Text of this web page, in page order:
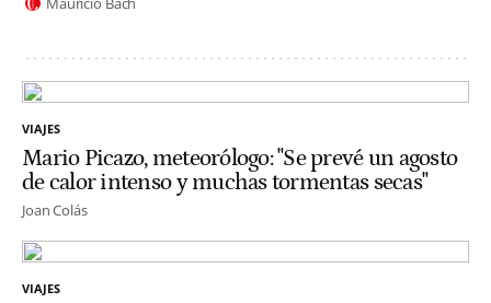
VIAJES
Mario Picazo, meteorólogo: "Se prevé un agosto
de calor intenso y muchas tormentas secas"
Joan Colás
VIAJES